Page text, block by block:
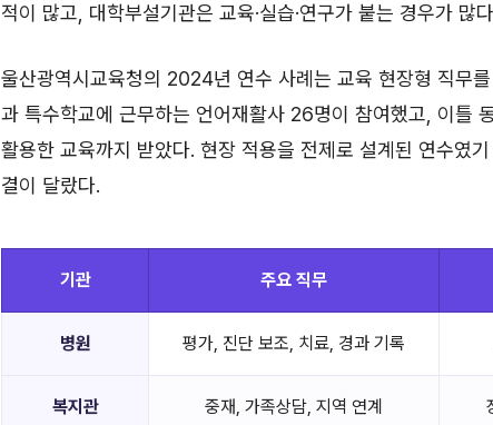
적이 많고, 대학부설기관은 교육·실습·연구가 붙는 경우가 많
울산광역시교육청의 2024년 연수 사례는 교육 현장형 직무
과 특수학교에 근무하는 언어재활사 26명이 참여했고, 이틀
활용한 교육까지 받았다. 현장 적용을 전제로 설계된 연수였
결이 달랐다.
기관 주요 직무
병원 평가, 진단 보조, 치료, 경과 기록
복지관 중재, 가족상담, 지역 연계